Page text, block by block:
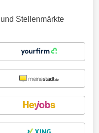
Stellenmärkte